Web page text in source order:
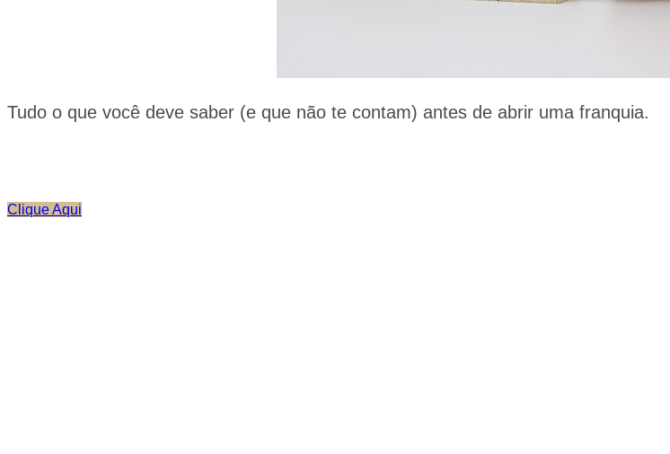
Tudo o que você deve saber (e que não te contam) antes de abrir uma franquia.
Clique Aqui